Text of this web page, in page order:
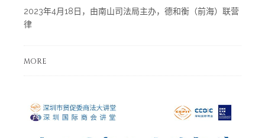
2023年4月18日，由南山司法局主办，德和衡（前海）联营
律
MORE